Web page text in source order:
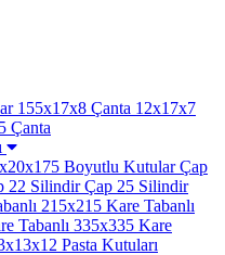
155x17x8 Çanta 12x17x7
Çanta
Boyutlu KutularÇap
22 SilindirÇap 25 Silindir
215x215 Kare Tabanlı
Tabanlı 335x335 Kare
Pasta Kutuları